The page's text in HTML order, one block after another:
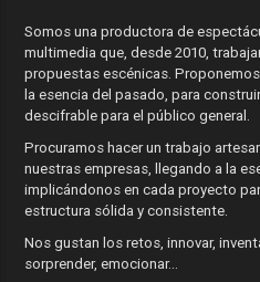
Somos una productora de
multimedia que, desde 2010,
propuestas escénicas.
la esencia del pasado, para
descifrable para el público general.
Procuramos hacer un trabajo
nuestras empresas, llegando a la
implicándonos en cada proyecto
estructura sólida y consistente.
Nos gustan los retos, innovar,
sorprender, emocionar...